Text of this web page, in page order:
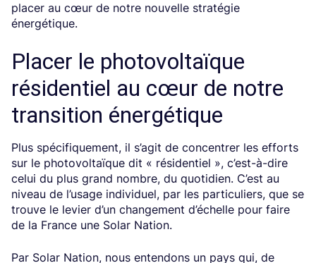
placer au cœur de notre nouvelle stratégie
énergétique.
Placer le photovoltaïque
résidentiel au cœur de notre
transition énergétique
Plus spécifiquement, il s’agit de concentrer les efforts
sur le photovoltaïque dit « résidentiel », c’est-à-dire
celui du plus grand nombre, du quotidien. C’est au
niveau de l’usage individuel, par les particuliers, que se
trouve le levier d’un changement d’échelle pour faire
de la France une Solar Nation.
Par Solar Nation, nous entendons un pays qui, de